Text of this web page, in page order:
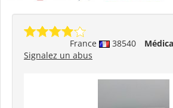
France 38540
Signalez un abus